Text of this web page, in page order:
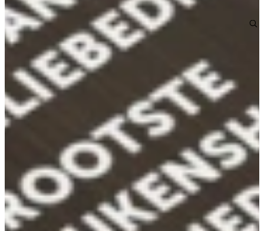
Bekijk alle reviews
Bekijk de modellen in onze showroom
Vaatwassers
ATAG vaatwassers combineren technologie, efficiëntie en stilte in
een doordacht ontwerp. Intelligente sensoren passen automatisch
waterverbruik en temperatuur aan voor een perfect schoon resultaat,
terwijl TurboDrying zorgt voor een glanzend droge vaat. Dankzij de
flexibele indeling met verstelbare rekken en neerklapbare steunen is
er ruimte voor zowel wijnglazen als grote pannen.